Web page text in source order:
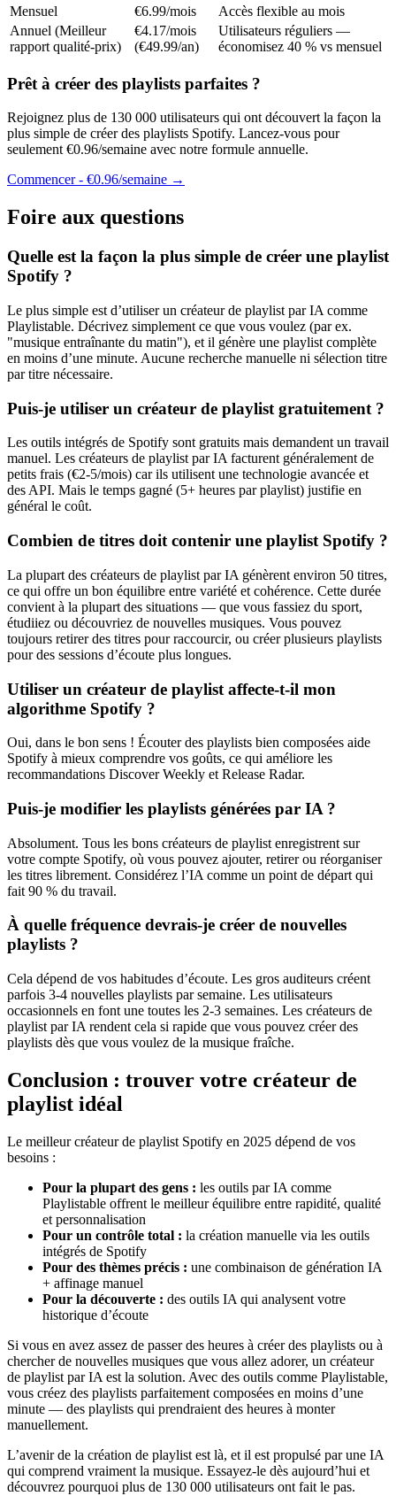
Mensuel €6.99/mois
Accès flexible au mois
Annuel (Meilleur
rapport qualité-prix)
€4.17/mois
(€49.99/an)
Utilisateurs réguliers —
économisez 40 % vs mensuel
Prêt à créer des playlists parfaites ?
Rejoignez plus de 130 000 utilisateurs qui ont découvert la façon la
plus simple de créer des playlists Spotify. Lancez-vous pour
seulement €0.96/semaine avec notre formule annuelle.
Commencer - €0.96/semaine →
Foire aux questions
Quelle est la façon la plus simple de créer une playlist
Spotify ?
Le plus simple est d’utiliser un créateur de playlist par IA comme
Playlistable. Décrivez simplement ce que vous voulez (par ex.
"musique entraînante du matin"), et il génère une playlist complète
en moins d’une minute. Aucune recherche manuelle ni sélection titre
par titre nécessaire.
Puis-je utiliser un créateur de playlist gratuitement ?
Les outils intégrés de Spotify sont gratuits mais demandent un travail
manuel. Les créateurs de playlist par IA facturent généralement de
petits frais (€2-5/mois) car ils utilisent une technologie avancée et
des API. Mais le temps gagné (5+ heures par playlist) justifie en
général le coût.
Combien de titres doit contenir une playlist Spotify ?
La plupart des créateurs de playlist par IA génèrent environ 50 titres,
ce qui offre un bon équilibre entre variété et cohérence. Cette durée
convient à la plupart des situations — que vous fassiez du sport,
étudiiez ou découvriez de nouvelles musiques. Vous pouvez
toujours retirer des titres pour raccourcir, ou créer plusieurs playlists
pour des sessions d’écoute plus longues.
Utiliser un créateur de playlist affecte-t-il mon
algorithme Spotify ?
Oui, dans le bon sens ! Écouter des playlists bien composées aide
Spotify à mieux comprendre vos goûts, ce qui améliore les
recommandations Discover Weekly et Release Radar.
Puis-je modifier les playlists générées par IA ?
Absolument. Tous les bons créateurs de playlist enregistrent sur
votre compte Spotify, où vous pouvez ajouter, retirer ou réorganiser
les titres librement. Considérez l’IA comme un point de départ qui
fait 90 % du travail.
À quelle fréquence devrais-je créer de nouvelles
playlists ?
Cela dépend de vos habitudes d’écoute. Les gros auditeurs créent
parfois 3-4 nouvelles playlists par semaine. Les utilisateurs
occasionnels en font une toutes les 2-3 semaines. Les créateurs de
playlist par IA rendent cela si rapide que vous pouvez créer des
playlists dès que vous voulez de la musique fraîche.
Conclusion : trouver votre créateur de
playlist idéal
Le meilleur créateur de playlist Spotify en 2025 dépend de vos
besoins :
Pour la plupart des gens : les outils par IA comme
Playlistable offrent le meilleur équilibre entre rapidité, qualité
et personnalisation
Pour un contrôle total : la création manuelle via les outils
intégrés de Spotify
Pour des thèmes précis : une combinaison de génération IA
+ affinage manuel
Pour la découverte : des outils IA qui analysent votre
historique d’écoute
Si vous en avez assez de passer des heures à créer des playlists ou à
chercher de nouvelles musiques que vous allez adorer, un créateur
de playlist par IA est la solution. Avec des outils comme Playlistable,
vous créez des playlists parfaitement composées en moins d’une
minute — des playlists qui prendraient des heures à monter
manuellement.
L’avenir de la création de playlist est là, et il est propulsé par une IA
qui comprend vraiment la musique. Essayez-le dès aujourd’hui et
découvrez pourquoi plus de 130 000 utilisateurs ont fait le pas.